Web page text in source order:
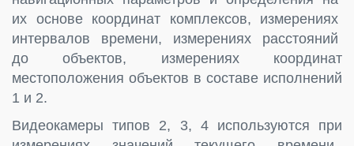
их основе координат комплексов, измерениях
интервалов времени, измерениях расстояний
до объектов, измерениях координат
местоположения объектов в составе исполнений
1 и 2.
Видеокамеры типов 2, 3, 4 используются при